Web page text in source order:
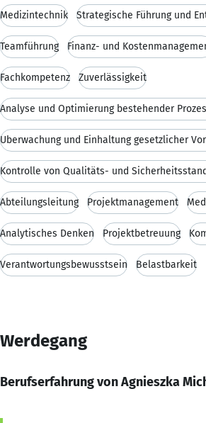
Medizintechnik Strategische Führung und
Teamführung Finanz- und
Fachkompetenz Zuverlässigkeit
Analyse und Optimierung bestehender
Überwachung und Einhaltung gesetzlicher
Kontrolle von Qualitäts- und
Abteilungsleitung Projektmanagement
Analytisches Denken Projektbetreuung
Verantwortungsbewusstsein Belastbarkeit
Werdegang
Berufserfahrung von Agnieszka